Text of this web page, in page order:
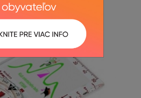
1.kolo